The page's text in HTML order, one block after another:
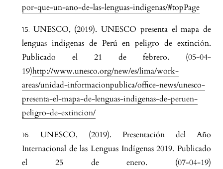
por-que-un-ano-de-las-lenguas-indigenas/#topPage
UNESCO, (2019). UNESCO presenta el mapa de
lenguas indígenas de Perú en peligro de extinción.
Publicado el 21 de febrero. (05-04-
19)http://www.unesco.org/new/es/lima/work-
areas/unidad-informacionpublica/office-news/unesco-
presenta-el-mapa-de-lenguas-indigenas-de-peruen-
peligro-de-extincion/
UNESCO, (2019). Presentación del Año
Internacional de las Lenguas Indígenas 2019. Publicado
el 25 de enero. (07-04-19)